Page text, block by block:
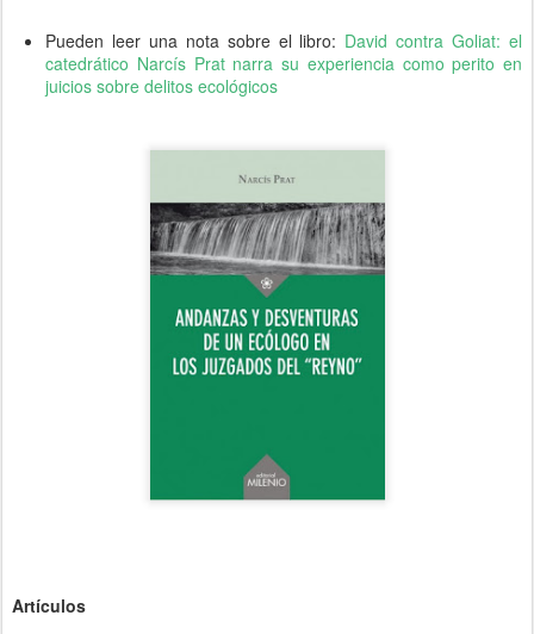
Pueden leer una nota sobre el libro: David contra Goliat: el
catedrático Narcís Prat narra su experiencia como perito en
juicios sobre delitos ecológicos
Artículos